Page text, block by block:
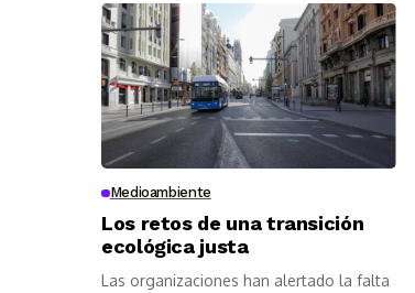
Medioambiente
Los retos de una transición
ecológica justa
Las organizaciones han alertado la falta